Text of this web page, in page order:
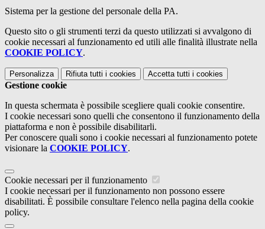
Sistema per la gestione del personale della PA.
Questo sito o gli strumenti terzi da questo utilizzati si avvalgono di
cookie necessari al funzionamento ed utili alle finalità illustrate nella
COOKIE POLICY.
Personalizza Rifiuta tutti i cookies Accetta tutti i cookies
Gestione cookie
In questa schermata è possibile scegliere quali cookie consentire.
I cookie necessari sono quelli che consentono il funzionamento della
piattaforma e non è possibile disabilitarli.
Per conoscere quali sono i cookie necessari al funzionamento potete
visionare la COOKIE POLICY.
Cookie necessari per il funzionamento
I cookie necessari per il funzionamento non possono essere
disabilitati. È possibile consultare l'elenco nella pagina della cookie
policy.